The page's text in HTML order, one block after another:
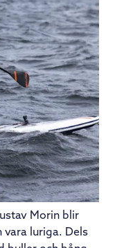
Morin blir
vara luriga. Dels